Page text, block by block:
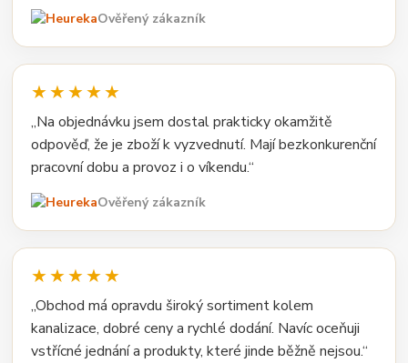
Ověřený zákazník
★★★★★
„Na objednávku jsem dostal prakticky okamžitě
odpověď, že je zboží k vyzvednutí. Mají bezkonkurenční
pracovní dobu a provoz i o víkendu.“
Ověřený zákazník
★★★★★
„Obchod má opravdu široký sortiment kolem
kanalizace, dobré ceny a rychlé dodání. Navíc oceňuji
vstřícné jednání a produkty, které jinde běžně nejsou.“